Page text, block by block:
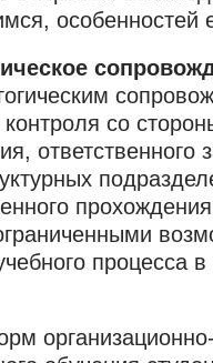
особенностей
со
ответственного
процесса
организационно-